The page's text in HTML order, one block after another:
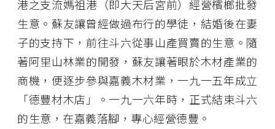
港之支流媽祖港（即大天后宮前）經營檳榔批發
生意。蘇友讓曾經做過布行的學徒，結婚後在妻
子的支持下，前往斗六從事山產買賣的生意。隨
著阿里山林業的開發，蘇友讓著眼於木材產業的
商機，便逐步參與嘉義木材業，一九一五年成立
「德豐材木店」。一九一六年時，正式結束斗六
的生意，在嘉義落腳，專心經營德豐。